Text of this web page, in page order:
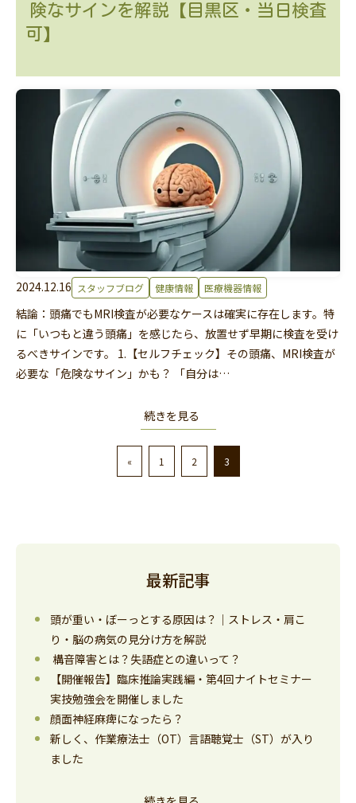
険なサインを解説【目黒区・当日検査
可】
2024.12.16 スタッフブログ 健康情報 医療機器情報
結論：頭痛でもMRI検査が必要なケースは確実に存在します。特
に「いつもと違う頭痛」を感じたら、放置せず早期に検査を受け
るべきサインです。 1.【セルフチェック】その頭痛、MRI検査が
必要な「危険なサイン」かも？ 「自分は…
続きを見る
« 1 2 3
最新記事
頭が重い・ぼーっとする原因は？｜ストレス・肩こ
り・脳の病気の見分け方を解説
構音障害とは？失語症との違いって？
【開催報告】臨床推論実践編・第4回ナイトセミナー
実技勉強会を開催しました
顔面神経麻痺になったら？
新しく、作業療法士（OT）言語聴覚士（ST）が入り
ました